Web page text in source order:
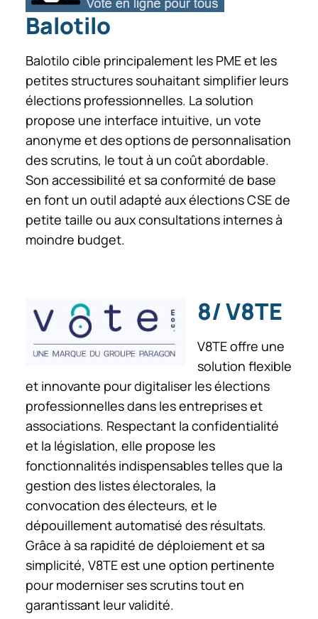
Balotilo
Balotilo cible principalement les PME et les
petites structures souhaitant simplifier leurs
élections professionnelles. La solution
propose une interface intuitive, un vote
anonyme et des options de personnalisation
des scrutins, le tout à un coût abordable.
Son accessibilité et sa conformité de base
en font un outil adapté aux élections CSE de
petite taille ou aux consultations internes à
moindre budget.
8/ V8TE
V8TE offre une
solution flexible
et innovante pour digitaliser les élections
professionnelles dans les entreprises et
associations. Respectant la confidentialité
et la législation, elle propose les
fonctionnalités indispensables telles que la
gestion des listes électorales, la
convocation des électeurs, et le
dépouillement automatisé des résultats.
Grâce à sa rapidité de déploiement et sa
simplicité, V8TE est une option pertinente
pour moderniser ses scrutins tout en
garantissant leur validité.